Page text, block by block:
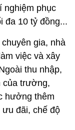
phục
đa 10 tỷ đồng...
gia, nhà
việc và xây
thu nhập,
của trường,
hưởng thêm
ưu đãi, chế độ